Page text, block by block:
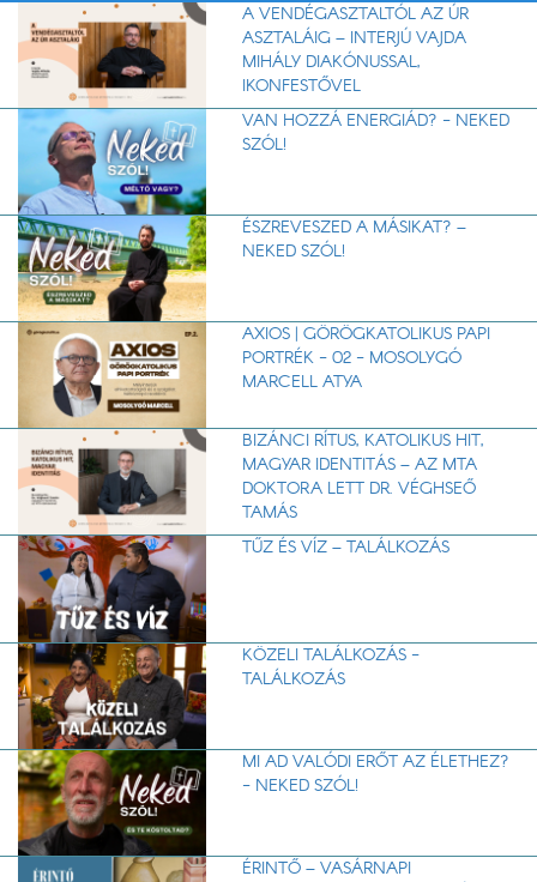
A VENDÉGASZTALTÓL AZ ÚR
ASZTALÁIG – INTERJÚ VAJDA
MIHÁLY DIAKÓNUSSAL,
IKONFESTŐVEL
VAN HOZZÁ ENERGIÁD? - NEKED
SZÓL!
ÉSZREVESZED A MÁSIKAT? –
NEKED SZÓL!
AXIOS | GÖRÖGKATOLIKUS PAPI
PORTRÉK - 02 - MOSOLYGÓ
MARCELL ATYA
BIZÁNCI RÍTUS, KATOLIKUS HIT,
MAGYAR IDENTITÁS – AZ MTA
DOKTORA LETT DR. VÉGHSEŐ
TAMÁS
TŰZ ÉS VÍZ – TALÁLKOZÁS
KÖZELI TALÁLKOZÁS -
TALÁLKOZÁS
MI AD VALÓDI ERŐT AZ ÉLETHEZ?
- NEKED SZÓL!
ÉRINTŐ – VASÁRNAPI